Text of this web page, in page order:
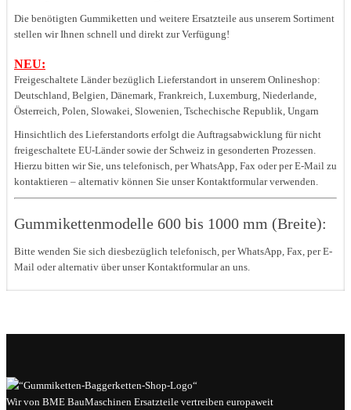
Die benötigten Gummiketten und weitere Ersatzteile aus unserem Sortiment
stellen wir Ihnen schnell und direkt zur Verfügung!
NEU:
Freigeschaltete Länder bezüglich Lieferstandort in unserem Onlineshop:
Deutschland, Belgien, Dänemark, Frankreich, Luxemburg, Niederlande,
Österreich, Polen, Slowakei, Slowenien, Tschechische Republik, Ungarn
Hinsichtlich des Lieferstandorts erfolgt die Auftragsabwicklung für nicht
freigeschaltete EU-Länder sowie der Schweiz in gesonderten Prozessen.
Hierzu bitten wir Sie, uns telefonisch, per WhatsApp, Fax oder per E-Mail zu
kontaktieren – alternativ können Sie unser Kontaktformular verwenden.
Gummikettenmodelle 600 bis 1000 mm (Breite):
Bitte wenden Sie sich diesbezüglich telefonisch, per WhatsApp, Fax, per E-
Mail oder alternativ über unser Kontaktformular an uns.
Wir von BME BauMaschinen Ersatzteile vertreiben europaweit